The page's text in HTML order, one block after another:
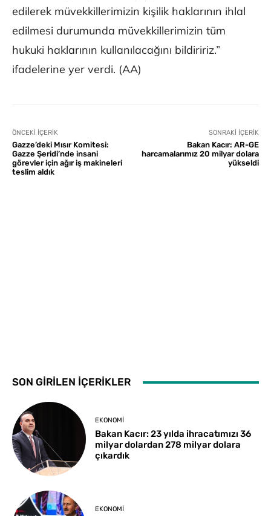
edilerek müvekkillerimizin kişilik haklarının ihlal
edilmesi durumunda müvekkillerimizin tüm
hukuki haklarının kullanılacağını bildiririz.”
ifadelerine yer verdi. (AA)
ÖNCEKI İÇERIK
Gazze’deki Mısır Komitesi:
Gazze Şeridi’nde insani
görevler için ağır iş makineleri
teslim aldık
SONRAKI İÇERIK
Bakan Kacır: AR-GE
harcamalarımız 20 milyar dolara
yükseldi
SON GİRİLEN İÇERİKLER
EKONOMI
Bakan Kacır: 23 yılda ihracatımızı 36
milyar dolardan 278 milyar dolara
çıkardık
EKONOMI